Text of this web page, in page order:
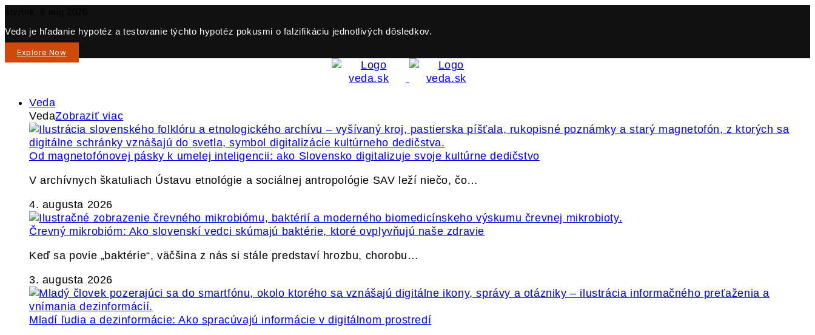
Veda je hľadanie hypotéz a testovanie týchto hypotéz pokusmi o falzifikáciu jednotlivých dôsledkov.
Explore Now
Veda
VedaZobraziť viac
Od magnetofónovej pásky k umelej inteligencii: ako Slovensko digitalizuje svoje kultúrne dedičstvo
V archívnych škatuliach Ústavu etnológie a sociálnej antropológie SAV leží niečo, čo…
4. augusta 2026
Črevný mikrobióm: Ako slovenskí vedci skúmajú baktérie, ktoré ovplyvňujú naše zdravie
Keď sa povie „baktérie“, väčšina z nás si stále predstaví hrozbu, chorobu…
3. augusta 2026
Mladí ľudia a dezinformácie: Ako spracúvajú informácie v digitálnom prostredí